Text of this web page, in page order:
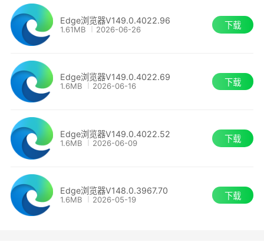
●网站错别字保护
领先一步防骗。Microsoft Edge中的网站拼写错误
保护通过自动检测和更正常见的URL错误来帮助您
避免恶意类似网站。
视觉搜索现已集成到Edge搜索栏中。上传文件或
拖放图片即可查看搜索结果。激活Edge搜索栏，
选择并开始使用。
Microsoft Edge 内置 PDF 阅读器时，PDF 文本字
段和下拉列表值为特定文件呈现两次的问题。
解决了使用“适合可打印区域”选项在横向模式下打
印某些 PDF 文件导致打印错误的问题。
部分策略的更新/修改。
Microsoft Edge 120.0.2210.61
RendererAppContainer。为了获得额外的安全性
优点，预设会启用Windows原生应用容器。 注
意：如果企业组织发现因安全性软件的代码插入而
Edge浏览器V149.0.4022.96
1.61MB 2026-06-26 下载
Edge浏览器V149.0.4022.69
1.6MB 2026-06-16 下载
Edge浏览器V149.0.4022.52
1.6MB 2026-06-09 下载
Edge浏览器V148.0.3967.70
1.6MB 2026-05-19 下载